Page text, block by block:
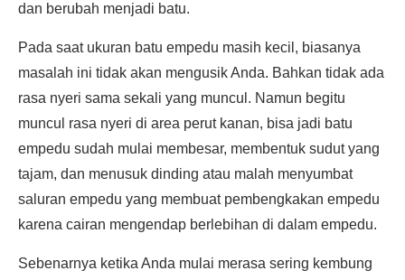
dan berubah menjadi batu.
Pada saat ukuran batu empedu masih kecil, biasanya
masalah ini tidak akan mengusik Anda. Bahkan tidak ada
rasa nyeri sama sekali yang muncul. Namun begitu
muncul rasa nyeri di area perut kanan, bisa jadi batu
empedu sudah mulai membesar, membentuk sudut yang
tajam, dan menusuk dinding atau malah menyumbat
saluran empedu yang membuat pembengkakan empedu
karena cairan mengendap berlebihan di dalam empedu.
Sebenarnya ketika Anda mulai merasa sering kembung